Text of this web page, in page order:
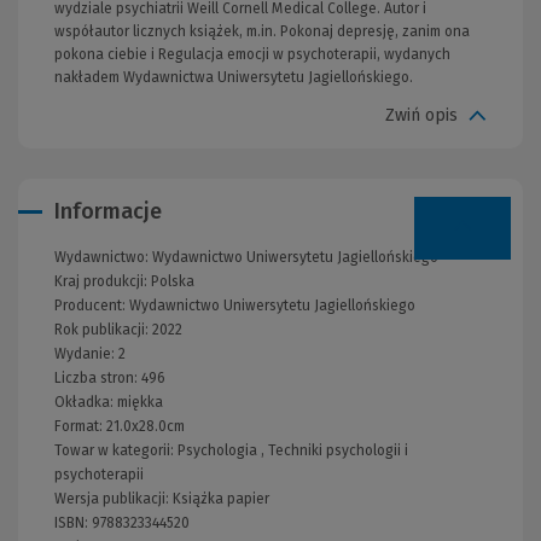
wydziale psychiatrii Weill Cornell Medical College. Autor i
współautor licznych książek, m.in. Pokonaj depresję, zanim ona
pokona ciebie i Regulacja emocji w psychoterapii, wydanych
nakładem Wydawnictwa Uniwersytetu Jagiellońskiego.
Zwiń opis
Informacje
Wydawnictwo: Wydawnictwo Uniwersytetu Jagiellońskiego
Kraj produkcji: Polska
Producent: Wydawnictwo Uniwersytetu Jagiellońskiego
Rok publikacji: 2022
Wydanie: 2
Liczba stron: 496
Okładka: miękka
Format: 21.0x28.0cm
Towar w kategorii: Psychologia , Techniki psychologii i
psychoterapii
Wersja publikacji: Książka papier
ISBN: 9788323344520